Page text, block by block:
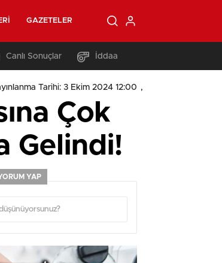
GAZETELER
Canlı Sonuçlar İddaa
,
Tarihi: 3 Ekim 2024 12:00
Çok
Gelindi!
YAP